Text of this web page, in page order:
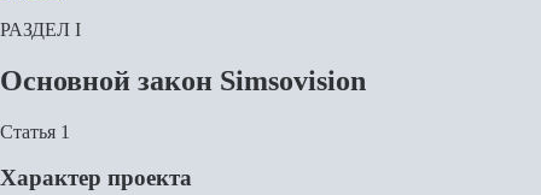
РАЗДЕЛ I
Основной закон Simsovision
Статья 1
Характер проекта